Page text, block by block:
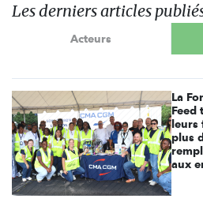
Les derniers articles
Acteurs
La
Feed
plus
aux